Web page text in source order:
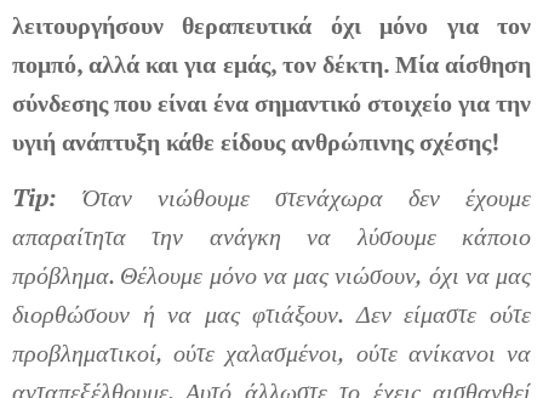
λειτουργήσουν θεραπευτικά όχι μόνο για τον
πομπό, αλλά και για εμάς, τον δέκτη.Μία αίσθηση
σύνδεσης που είναι ένα σημαντικό στοιχείο για την
υγιή ανάπτυξη κάθε είδους ανθρώπινης σχέσης!
Tip: Όταν νιώθουμε στενάχωρα δεν έχουμε
απαραίτητα την ανάγκη να λύσουμε κάποιο
πρόβλημα. Θέλουμε μόνο να μας νιώσουν, όχι να μας
διορθώσουν ή να μας φτιάξουν. Δεν είμαστε ούτε
προβληματικοί, ούτε χαλασμένοι, ούτε ανίκανοι να
ανταπεξέλθουμε. Αυτό άλλωστε το έχεις αισθανθεί